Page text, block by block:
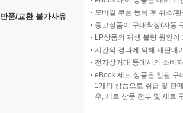
반품/교환 불가사유
모바일 쿠폰 등록 후 취소/
중고상품이 구매확정(자동
LP상품의 재생 불량 원인
시간의 경과에 의해 재판매
전자상거래 등에서의 소비
eBook 세트 상품은 일괄 구
1개의 상품으로 취급 및 판
우, 세트 상품 전부 및 세트